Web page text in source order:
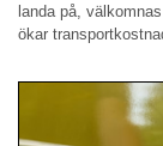
landa på,
ökar